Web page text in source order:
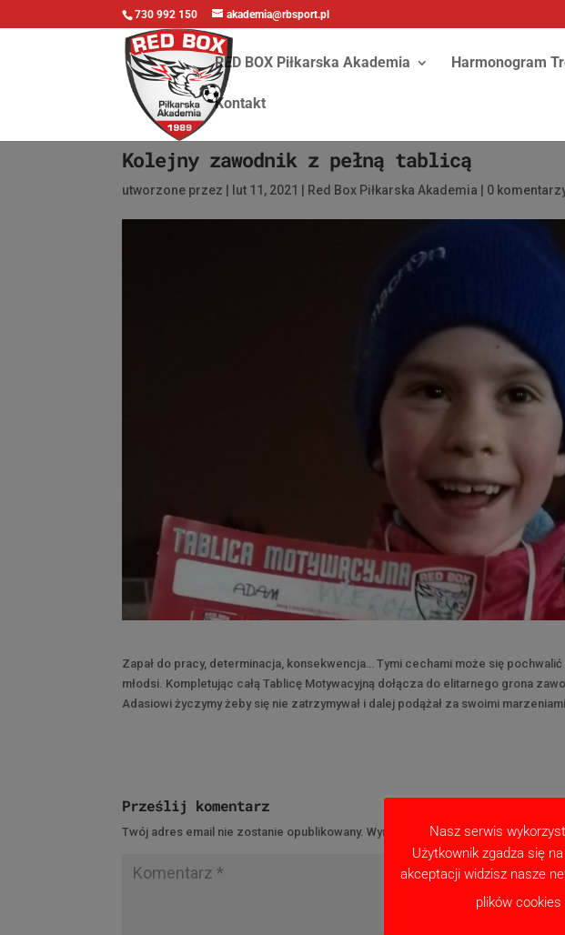
730 992 150 akademia@rbsport.pl
RED BOX Piłkarska Akademia Harmonogram
Kontakt
Kolejny zawodnik z pełną tablicą
utworzone przez lut 11, 2021 Red Box Piłkarska Akademia 0
Zapał do pracy, determinacja, konsekwencja… Tymi cechami może się
młodsi. Kompletując całą Tablicę Motywacyjną dołącza do elitarnego grona
Adasiowi życzymy żeby się nie zatrzymywał i dalej podążał za swoimi
Prześlij komentarz
Twój adres email nie zostanie opublikowany. Wymagane pola są oznaczone*
Nasz serwis
Użytkownik zgadza się
akceptacji widzisz nasze
plików cookies